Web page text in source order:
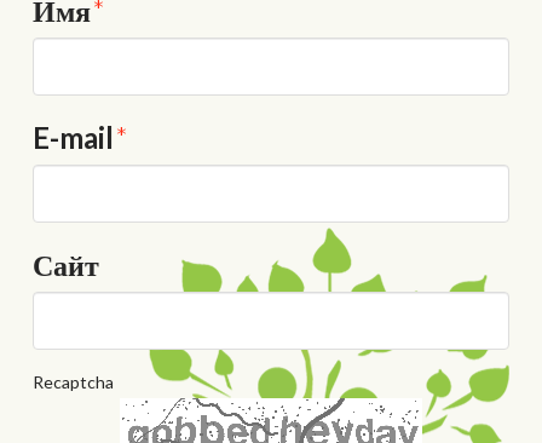
Имя*
E-mail*
Сайт
Recaptcha